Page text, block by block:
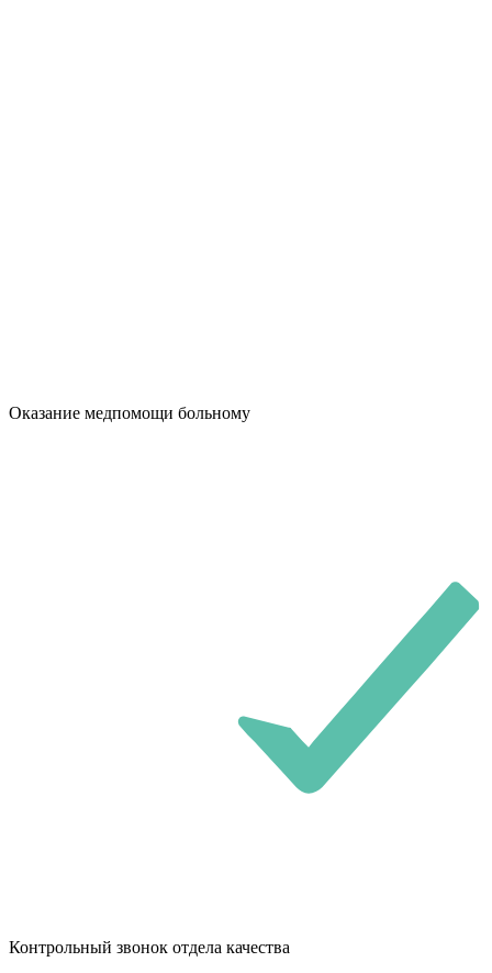
Оказание медпомощи больному
Контрольный звонок отдела качества